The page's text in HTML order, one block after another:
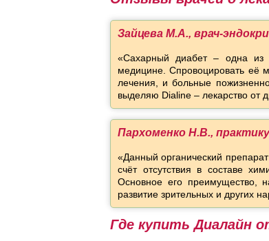
Зайцева М.А., врач-
«Сахарный диабет – одна из
медицине. Спровоцировать её
лечения, и больные
выделяю Dialine – лекарство от
Пархоменко Н.В.,
«Данный органический
счёт отсутствия в составе
Основное его преимущество,
развитие зрительных и других
Где купить Диалайн